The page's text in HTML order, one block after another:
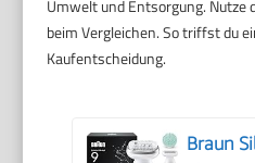
Umwelt und Entsorgung. Nutze
beim Vergleichen. So triffst du
Kaufentscheidung.
Braun